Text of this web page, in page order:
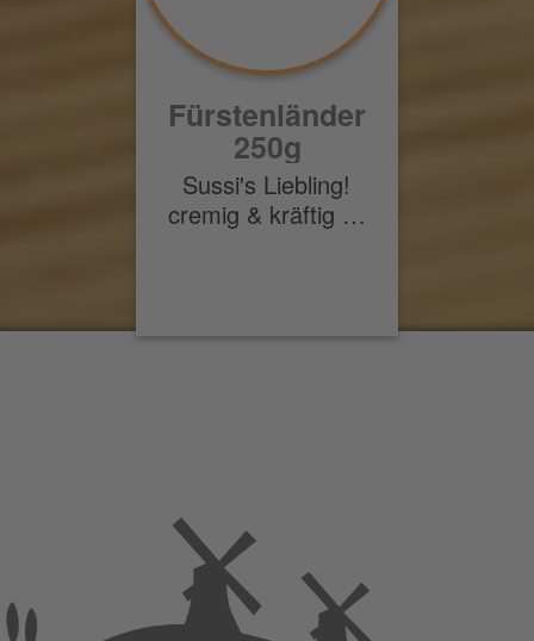
Fürstenländer
250g
Sussi's Liebling!
cremig & kräftig …